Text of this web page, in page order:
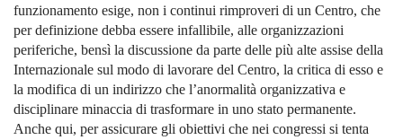
funzionamento esige, non i continui rimproveri di un Centro, che
per definizione debba essere infallibile, alle organizzazioni
periferiche, bensì la discussione da parte delle più alte assise della
Internazionale sul modo di lavorare del Centro, la critica di esso e
la modifica di un indirizzo che l’anormalità organizzativa e
disciplinare minaccia di trasformare in uno stato permanente.
Anche qui, per assicurare gli obiettivi che nei congressi si tenta